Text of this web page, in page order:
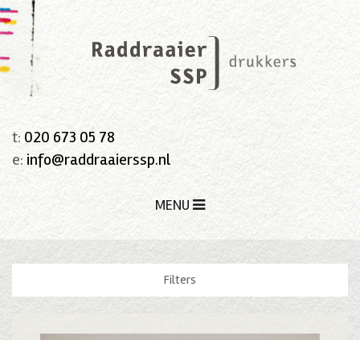
t: 020 673 05 78
e: info@raddraaierssp.nl
MENU
Filters